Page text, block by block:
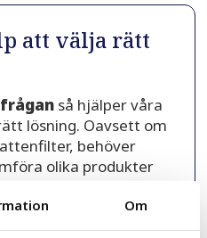
Om
att välja rätt
så hjälper våra
lösning. Oavsett om
behöver
olika produkter